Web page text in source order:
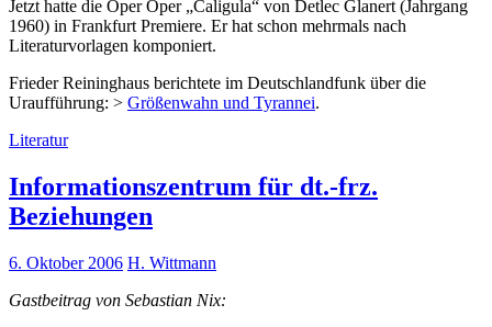
Jetzt hatte die Oper Oper „Caligula“ von Detlec Glanert (Jahrgang
1960) in Frankfurt Premiere. Er hat schon mehrmals nach
Literaturvorlagen komponiert.
Frieder Reininghaus berichtete im Deutschlandfunk über die
Uraufführung: > Größenwahn und Tyrannei.
Literatur
Informationszentrum für dt.-frz.
Beziehungen
6. Oktober 2006 H. Wittmann
Gastbeitrag von Sebastian Nix: